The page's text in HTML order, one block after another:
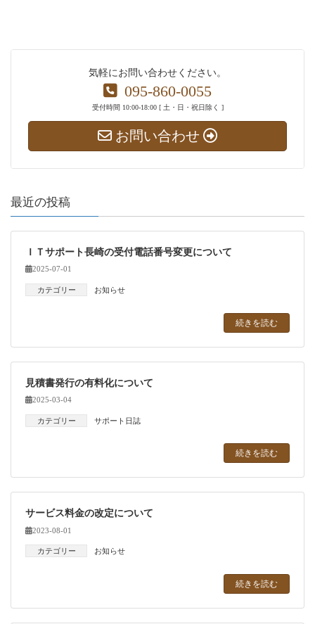
気軽にお問い合わせください。
095-860-0055
受付時間 10:00-18:00 [ 土・日・祝日除く ]
お問い合わせ
最近の投稿
ＩＴサポート長崎の受付電話番号変更について
2025-07-01
カテゴリー お知らせ
続きを読む
見積書発行の有料化について
2025-03-04
カテゴリー サポート日誌
続きを読む
サービス料金の改定について
2023-08-01
カテゴリー お知らせ
続きを読む